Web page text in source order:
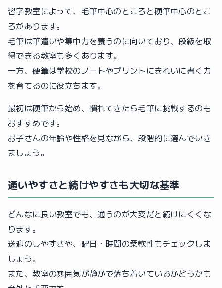
習字教室によって、毛筆中心のところと硬筆中心のとこ
ろがあります。
毛筆は筆遣いや集中力を養うのに向いており、段級を取
得できる教室も多くあります。
一方、硬筆は学校のノートやプリントにきれいに書く力
を育てるのに役立ちます。
最初は硬筆から始め、慣れてきたら毛筆に挑戦するのも
おすすめです。
お子さんの年齢や性格を見ながら、段階的に選んでいき
ましょう。
通いやすさと続けやすさも大切な基準
どんなに良い教室でも、通うのが大変だと続けにくくな
ります。
送迎のしやすさや、曜日・時間の柔軟性もチェックしま
しょう。
また、教室の雰囲気が静かで落ち着いているかどうかも